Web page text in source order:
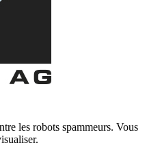
les robots spammeurs. Vous